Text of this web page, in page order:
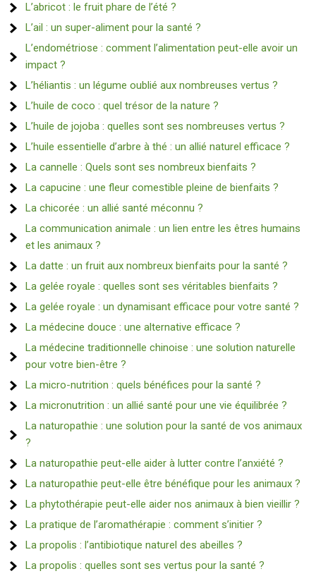
L’abricot : le fruit phare de l’été ?
L’ail : un super-aliment pour la santé ?
L’endométriose : comment l’alimentation peut-elle avoir un
impact ?
L’héliantis : un légume oublié aux nombreuses vertus ?
L’huile de coco : quel trésor de la nature ?
L’huile de jojoba : quelles sont ses nombreuses vertus ?
L’huile essentielle d’arbre à thé : un allié naturel efficace ?
La cannelle : Quels sont ses nombreux bienfaits ?
La capucine : une fleur comestible pleine de bienfaits ?
La chicorée : un allié santé méconnu ?
La communication animale : un lien entre les êtres humains
et les animaux ?
La datte : un fruit aux nombreux bienfaits pour la santé ?
La gelée royale : quelles sont ses véritables bienfaits ?
La gelée royale : un dynamisant efficace pour votre santé ?
La médecine douce : une alternative efficace ?
La médecine traditionnelle chinoise : une solution naturelle
pour votre bien-être ?
La micro-nutrition : quels bénéfices pour la santé ?
La micronutrition : un allié santé pour une vie équilibrée ?
La naturopathie : une solution pour la santé de vos animaux
?
La naturopathie peut-elle aider à lutter contre l’anxiété ?
La naturopathie peut-elle être bénéfique pour les animaux ?
La phytothérapie peut-elle aider nos animaux à bien vieillir ?
La pratique de l’aromathérapie : comment s’initier ?
La propolis : l’antibiotique naturel des abeilles ?
La propolis : quelles sont ses vertus pour la santé ?